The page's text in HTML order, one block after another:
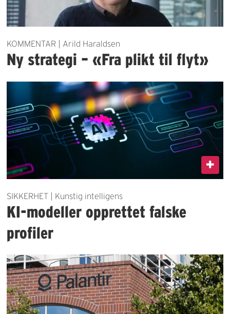
KOMMENTAR | Arild Haraldsen
Ny strategi – «Fra plikt til flyt»
SIKKERHET | Kunstig intelligens
KI-modeller opprettet falske
profiler